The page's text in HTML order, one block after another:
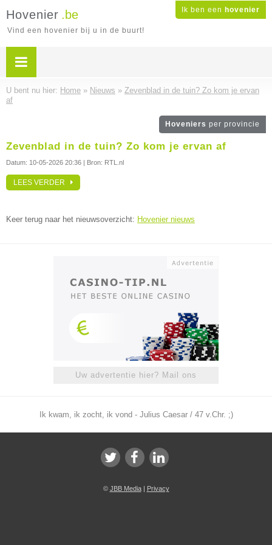
Ik ben een hovenier
Hovenier .be
Vind een hovenier bij u in de buurt!
U bent nu hier: Home » Nieuws » Zevenblad in de tuin? Zo kom je ervan
af
Hoveniers per provincie
Zevenblad in de tuin? Zo kom je ervan af
Datum: 10-05-2026 20:36 | Bron: RTL.nl
LEES VERDER
Keer terug naar het nieuwsoverzicht: Hovenier nieuws
Uw advertentie hier? Mail ons
Ik kwam, ik zocht, ik vond - Julius Caesar / 47 v.Chr. ;)
© JBB Media| Privacy